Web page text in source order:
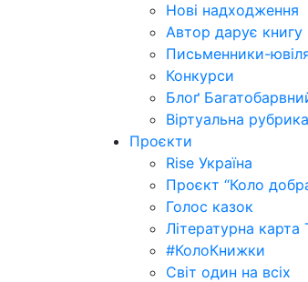
Нові надходження
Автор дарує книгу
Письменники-
Конкурси
Блоґ
Віртуальна
Проєкти
Rise Україна
Проєкт “Коло
Голос казок
Літературна карта
#КолоКнижки
Світ один на всіх